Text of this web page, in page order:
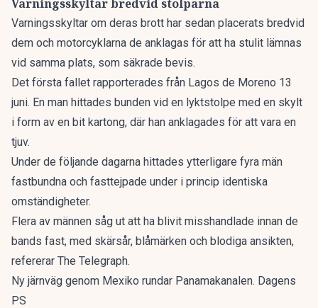
Varningsskyltar bredvid stolparna
Varningsskyltar om deras brott har sedan placerats bredvid
dem och motorcyklarna de anklagas för att ha stulit lämnas
vid samma plats, som säkrade bevis.
Det första fallet rapporterades från Lagos de Moreno 13
juni. En man hittades bunden vid en lyktstolpe med en skylt
i form av en bit kartong, där han anklagades för att vara en
tjuv.
Under de följande dagarna hittades ytterligare fyra män
fastbundna och fasttejpade under i princip identiska
omständigheter.
Flera av männen såg ut att ha blivit misshandlade innan de
bands fast, med skärsår, blåmärken och blodiga ansikten,
refererar The Telegraph.
Ny järnväg genom Mexiko rundar Panamakanalen. Dagens
PS